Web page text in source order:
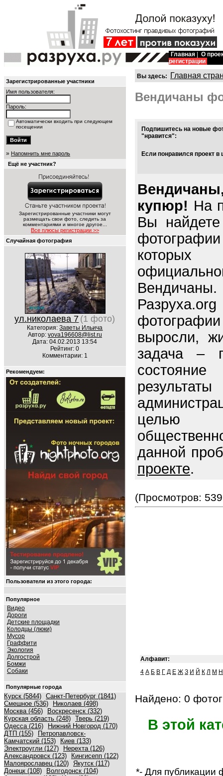
Главная
О
регистрации
Зарегистрированные участники
Имя пользователя:
Пароль:
Автоматически входить при следующем
посещении
» Напомнить мне пароль
Ещё не участник?
Зарегистрированные участники могут
размещать свои фото, следить за
комментариями и многое другое...
Все плюсы регистрации >>
Случайная фотография
ул.николаева 7 (1 фото)
Категория:Заветы Ильича
Автор: vova196608@list.ru
Дата: 04.02.2013 13:54
Рейтинг: 0
Комментарии: 1
Рекомендуем:
Пользователи из этого города:
Популярное
Видео
Дороги
Детские площадки
Колодцы (люки)
Мусор
Граффити
Экология
Долгострой
Бомжи
Собаки
Популярные города
Курск (5844) Санкт-Петербург (1841)
Смешное (536)
Николаев (498)
Москва (456)
Воскресенск (332)
Курская область (248) Тверь (219)
Одесса (216)
Нижний Новгород (170)
ДТП (155)
Петропавловск-
Камчатский (153)
Киев (133)
Электроугли (127)
Нерехта (126)
Александровск (123)
Кингисепп (122)
Малоярославец (120) Якутск (117)
Донецк (108)
Волгодонск (104)
Вы здесь: Главная
Вендичаны
Подпишитесь на новые
"нравится":
Если понравился проект
купюр! На
Вы
Вендичаны.
выросли,
задача –
состояние
целью
данной
проекте.
(Просмотров:
Алфавит:
4 А Б В Г Д Е Ж З И Й К Л М Н
Найдено: 0
В этой
*- Для публикации